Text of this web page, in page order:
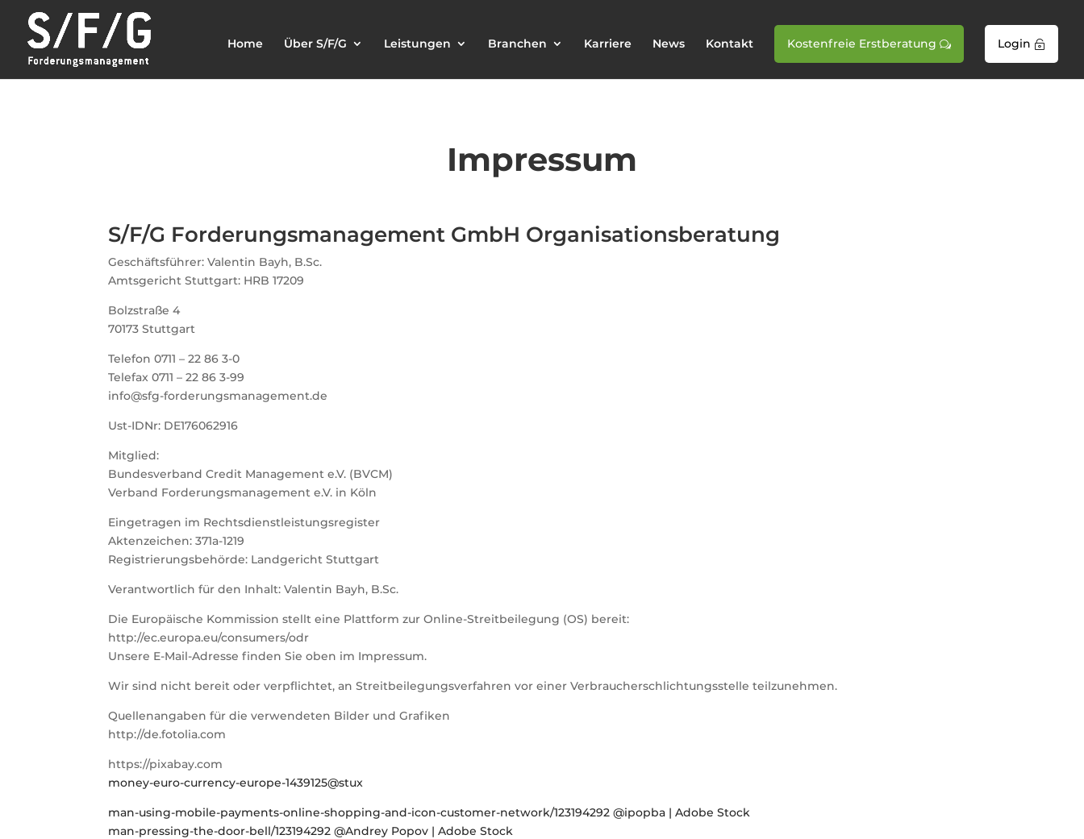
Home Über S/F/G Leistungen Branchen Karriere News Kontakt Kostenfreie Erstberatung w Login 
Impressum
S/F/G Forderungsmanagement GmbH Organisationsberatung
Geschäftsführer: Valentin Bayh, B.Sc.
Amtsgericht Stuttgart: HRB 17209
Bolzstraße 4
70173 Stuttgart
Telefon 0711 – 22 86 3-0
Telefax 0711 – 22 86 3-99
info@sfg-forderungsmanagement.de
Ust-IDNr: DE176062916
Mitglied:
Bundesverband Credit Management e.V. (BVCM)
Verband Forderungsmanagement e.V. in Köln
Eingetragen im Rechtsdienstleistungsregister
Aktenzeichen: 371a-1219
Registrierungsbehörde: Landgericht Stuttgart
Verantwortlich für den Inhalt: Valentin Bayh, B.Sc.
Die Europäische Kommission stellt eine Plattform zur Online-Streitbeilegung (OS) bereit:
http://ec.europa.eu/consumers/odr
Unsere E-Mail-Adresse finden Sie oben im Impressum.
Wir sind nicht bereit oder verpflichtet, an Streitbeilegungsverfahren vor einer Verbraucherschlichtungsstelle teilzunehmen.
Quellenangaben für die verwendeten Bilder und Grafiken
http://de.fotolia.com
https://pixabay.com
money-euro-currency-europe-1439125@stux
man-using-mobile-payments-online-shopping-and-icon-customer-network/123194292 @ipopba | Adobe Stock
man-pressing-the-door-bell/123194292 @Andrey Popov | Adobe Stock